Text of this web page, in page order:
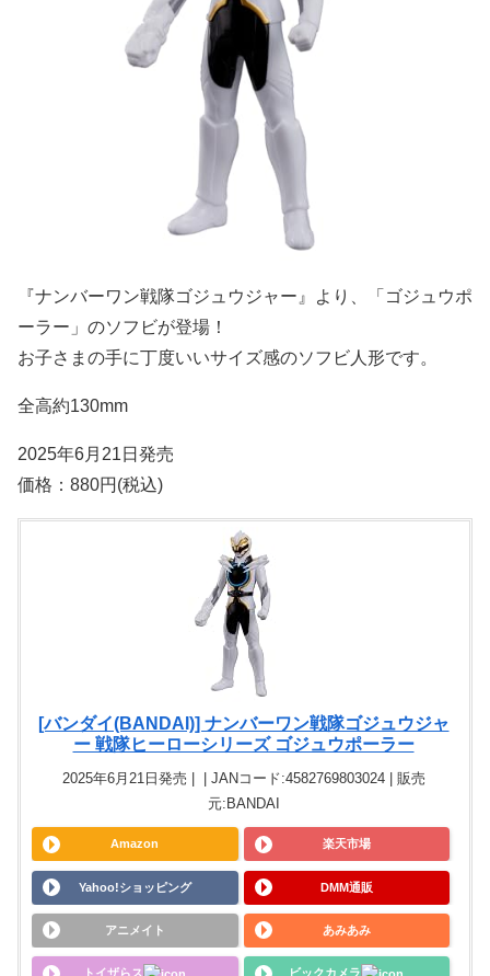
『ナンバーワン戦隊ゴジュウジャー』より、「ゴジュウポ
ーラー」のソフビが登場！
お子さまの手に丁度いいサイズ感のソフビ人形です。
全高約130mm
2025年6月21日発売
価格：880円(税込)
[バンダイ(BANDAI)] ナンバーワン戦隊ゴジュウジャ
ー 戦隊ヒーローシリーズ ゴジュウポーラー
2025年6月21日発売 | | JANコード:4582769803024 | 販売
元:BANDAI
Amazon 楽天市場
Yahoo!ショッピング DMM通販
アニメイト あみあみ
トイザらス ビックカメラ